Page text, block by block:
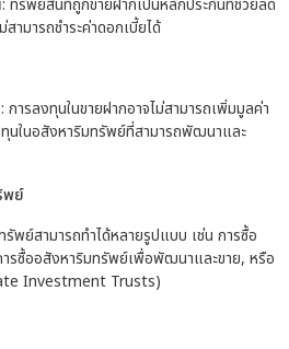
: ทรัพย์สินที่ถูกขายฝากเป็นหลักประกันที่ช่วยลด
ามารถชำระค่าดอกเบี้ยได้
: การลงทุนในขายฝากอาจไม่สามารถเพิ่มมูลค่า
นในอสังหาริมทรัพย์ที่สามารถพัฒนาและ
พย์
พย์สามารถทำได้หลายรูปแบบ เช่น การซื้อ
รซื้ออสังหาริมทรัพย์เพื่อพัฒนาและขาย, หรือ
Investment Trusts)